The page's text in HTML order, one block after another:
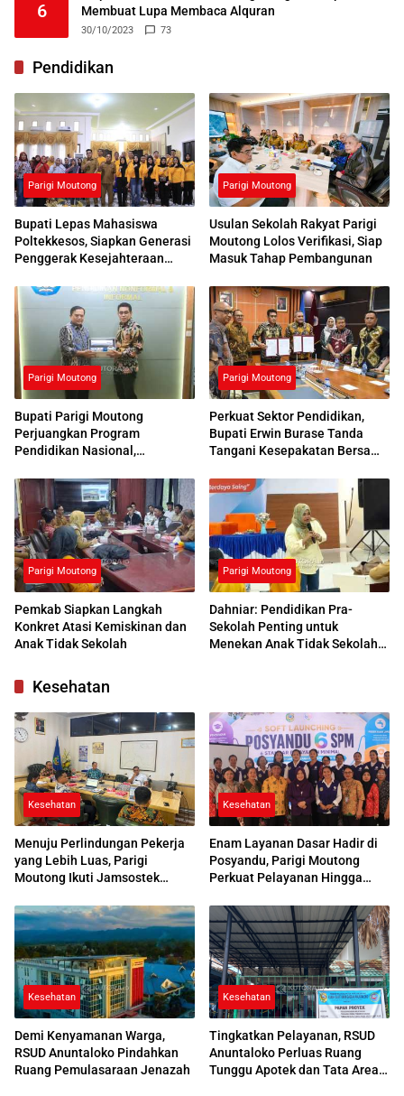
6
Membuat Lupa Membaca Alquran
30/10/2023 73
Pendidikan
Parigi Moutong
Bupati Lepas Mahasiswa
Poltekkesos, Siapkan Generasi
Penggerak Kesejahteraan
Parigi Moutong
Usulan Sekolah Rakyat Parigi
Moutong Lolos Verifikasi, Siap
Masuk Tahap Pembangunan
Parigi Moutong
Bupati Parigi Moutong
Perjuangkan Program
Pendidikan Nasional,
Respons Positif
Parigi Moutong
Perkuat Sektor Pendidikan,
Bupati Erwin Burase Tanda
Tangani Kesepakatan Bersama
Parigi Moutong
Pemkab Siapkan Langkah
Konkret Atasi Kemiskinan dan
Anak Tidak Sekolah
Parigi Moutong
Dahniar: Pendidikan Pra-
Sekolah Penting untuk
Menekan Anak Tidak Sekolah
Kesehatan
Kesehatan
Menuju Perlindungan Pekerja
yang Lebih Luas, Parigi
Moutong Ikuti Jamsostek
Kesehatan
Enam Layanan Dasar Hadir di
Posyandu, Parigi Moutong
Perkuat Pelayanan Hingga
Kesehatan
Demi Kenyamanan Warga,
RSUD Anuntaloko Pindahkan
Ruang Pemulasaraan Jenazah
Kesehatan
Tingkatkan Pelayanan, RSUD
Anuntaloko Perluas Ruang
Tunggu Apotek dan Tata Area